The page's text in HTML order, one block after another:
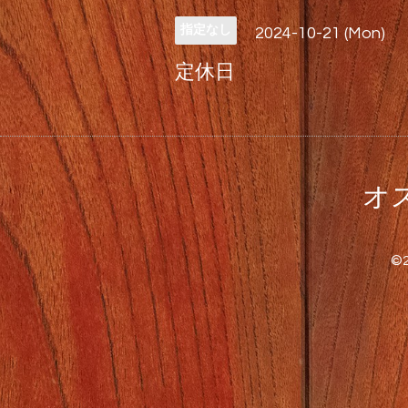
2024-10-21 (Mon)
定休日
オ